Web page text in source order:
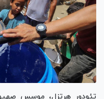
تئودور هرتزل، موسس